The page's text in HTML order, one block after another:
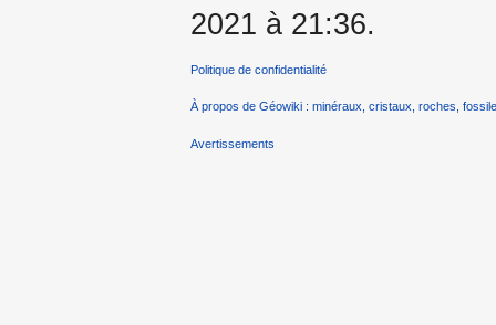
2021 à 21:36.
Politique de confidentialité
À propos de Géowiki : minéraux, cristaux, roches,
Avertissements